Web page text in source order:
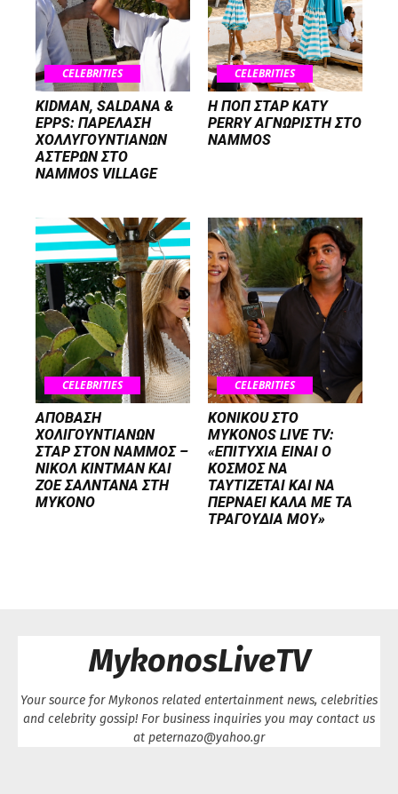
CELEBRITIES
KIDMAN, SALDANA &
EPPS: ΠΑΡΕΛΑΣΗ
ΧΟΛΛΥΓΟΥΝΤΙΑΝΩΝ
ΑΣΤΕΡΩΝ ΣΤΟ
NAMMOS VILLAGE
CELEBRITIES
H ΠΟΠ ΣΤΑΡ KATY
PERRY ΑΓΝΩΡΙΣΤΗ ΣΤΟ
NAMMOS
CELEBRITIES
ΑΠΟΒΑΣΗ
ΧΟΛΙΓΟΥΝΤΙΑΝΩΝ
ΣΤΑΡ ΣΤΟΝ NΑΜΜΟΣ –
ΝΙΚΟΛ ΚΙΝΤΜΑΝ ΚΑΙ
ΖΟΕ ΣΑΛΝΤΑΝΑ ΣΤΗ
ΜΥΚΟΝΟ
CELEBRITIES
KONIKOU ΣΤΟ
MYKONOS LIVE TV:
«ΕΠΙΤΥΧΙΑ ΕΙΝΑΙ Ο
ΚΟΣΜΟΣ ΝΑ
ΤΑΥΤΙΖΕΤΑΙ KAI ΝΑ
ΠΕΡΝΑΕΙ ΚΑΛΑ ΜΕ ΤΑ
ΤΡΑΓΟΥΔΙΑ ΜΟΥ»
MykonosLiveTV
Your source for Mykonos related entertainment news, celebrities
and celebrity gossip! For business inquiries you may contact us
at peternazo@yahoo.gr